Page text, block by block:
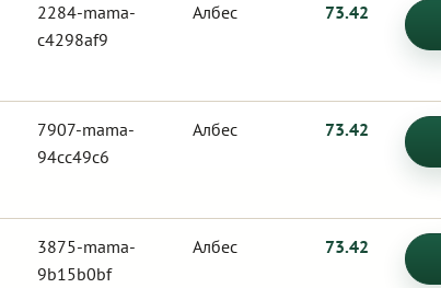
2284-mama-
c4298af9
Албес 73.42
7907-mama-
94cc49c6
Албес 73.42
3875-mama-
9b15b0bf
Албес 73.42